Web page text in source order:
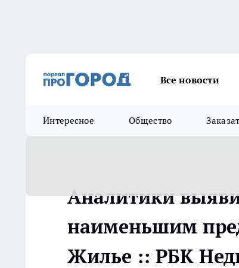
Все новости
Интересное Общество
Аналитики
наименьшим
Жилье :: РБК